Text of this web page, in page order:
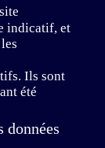
indicatif, et
Ils sont
été